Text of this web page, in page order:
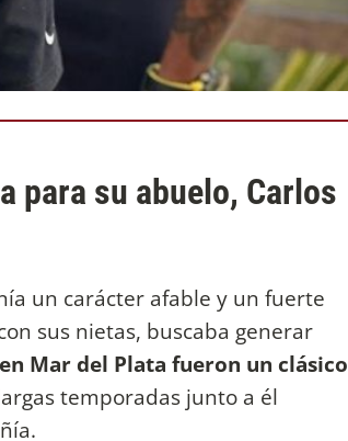
para su abuelo, Carlos
un carácter afable y un fuerte
sus nietas, buscaba generar
Mar del Plata fueron un clásico
temporadas junto a él